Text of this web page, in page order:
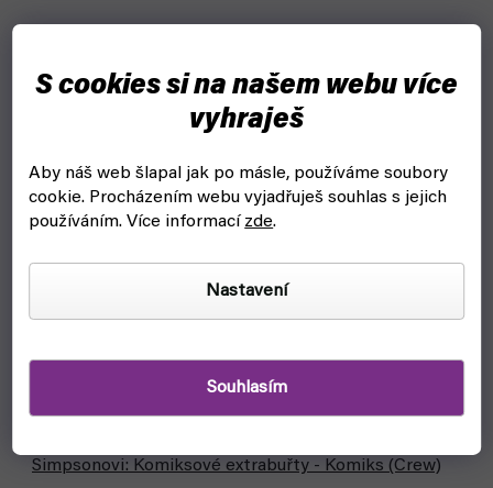
S cookies si na našem webu více
vyhraješ
Aby náš web šlapal jak po másle, používáme soubory
cookie. Procházením webu vyjadřuješ souhlas s jejich
používáním. Více informací zde.
Nastavení
Souhlasím
Simpsonovi: Komiksové extrabuřty - Komiks (Crew)